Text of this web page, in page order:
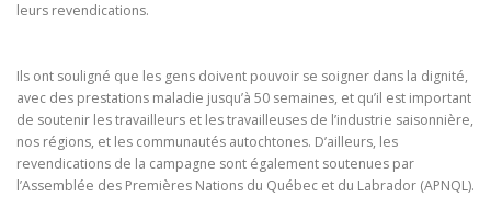
leurs revendications.
Ils ont souligné que les gens doivent pouvoir se soigner dans la dignité,
avec des prestations maladie jusqu’à 50 semaines, et qu’il est important
de soutenir les travailleurs et les travailleuses de l’industrie saisonnière,
nos régions, et les communautés autochtones. D’ailleurs, les
revendications de la campagne sont également soutenues par
l’Assemblée des Premières Nations du Québec et du Labrador (APNQL).